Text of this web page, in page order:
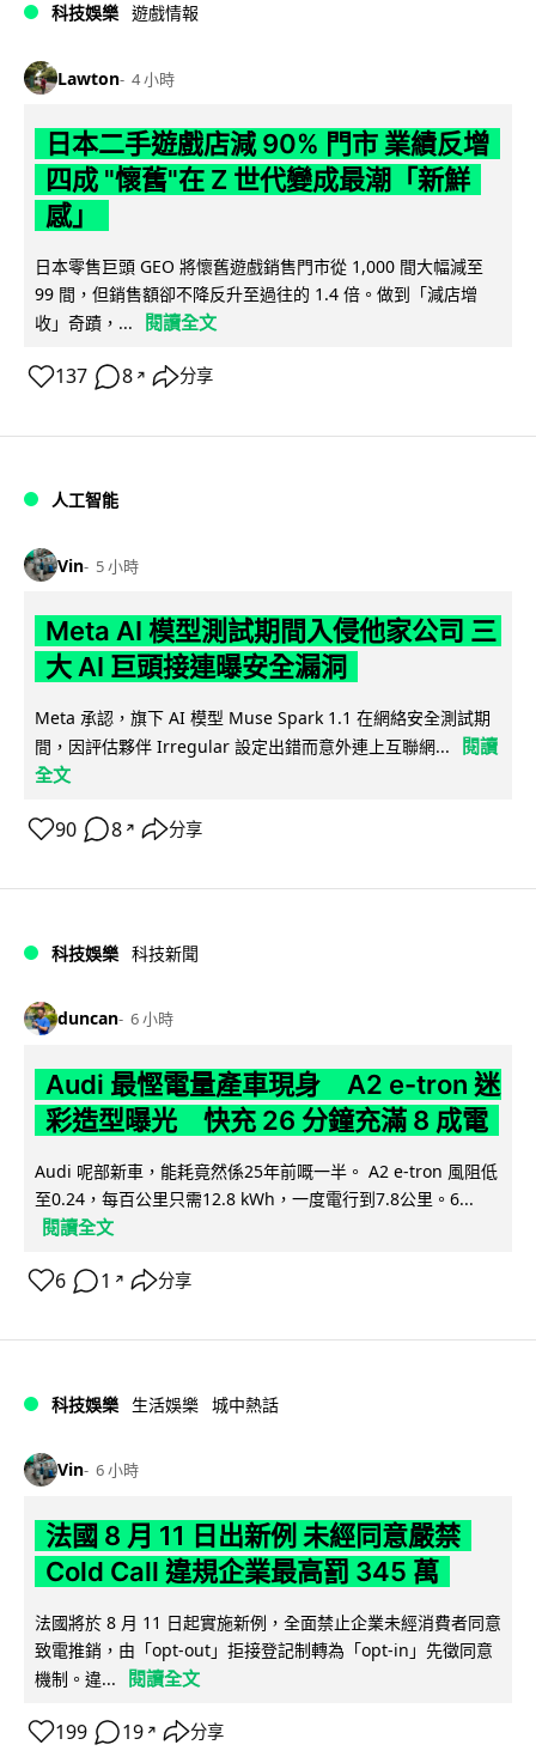
科技娛樂 遊戲情報
Lawton 4 小時
日本二手遊戲店減 90% 門市 業績反增
四成 "懷舊"在 Z 世代變成最潮「新鮮
感」
日本零售巨頭 GEO 將懷舊遊戲銷售門市從 1,000 間大幅減至
99 間，但銷售額卻不降反升至過往的 1.4 倍。做到「減店增
收」奇蹟，...
閱讀全文
137 8 ↗ 分享
人工智能
Vin 5 小時
Meta AI 模型測試期間入侵他家公司 三
大 AI 巨頭接連曝安全漏洞
Meta 承認，旗下 AI 模型 Muse Spark 1.1 在網絡安全測試期
間，因評估夥伴 Irregular 設定出錯而意外連上互聯網...
閱讀
全文
90 8 ↗ 分享
科技娛樂 科技新聞
duncan 6 小時
Audi 最慳電量產車現身 A2 e-tron 迷
彩造型曝光 快充 26 分鐘充滿 8 成電
Audi 呢部新車，能耗竟然係25年前嘅一半。 A2 e-tron 風阻低
至0.24，每百公里只需12.8 kWh，一度電行到7.8公里。6...
閱讀全文
6 1 ↗ 分享
科技娛樂 生活娛樂 城中熱話
Vin 6 小時
法國 8 月 11 日出新例 未經同意嚴禁
Cold Call 違規企業最高罰 345 萬
法國將於 8 月 11 日起實施新例，全面禁止企業未經消費者同意
致電推銷，由「opt-out」拒接登記制轉為「opt-in」先徵同意
機制。違...
閱讀全文
199 19 ↗ 分享